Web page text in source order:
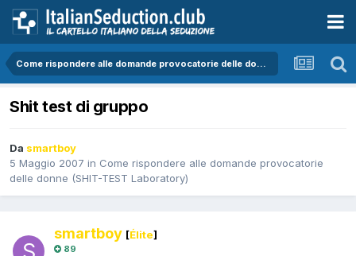
Come rispondere alle domande provocatorie delle donne (SHIT-TEST Laboratory)
Shit test di gruppo
Da smartboy
5 Maggio 2007 in Come rispondere alle domande provocatorie
delle donne (SHIT-TEST Laboratory)
smartboy [Élite]
89